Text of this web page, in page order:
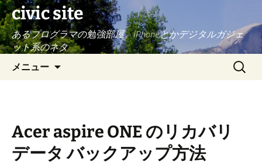
civic site
あるプログラマの勉強部屋。iPhoneとかデジタルガジェ
ット系のネタ
メニュー
へ
キ
検
索:
Acer aspire ONE のリカバリ
データ バックアップ方法